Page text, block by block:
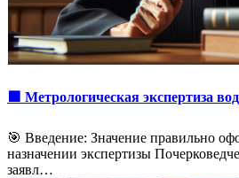
🟩 Метрологическая экспертиза
🎯 Введение: Значение правильно
назначении экспертизы
заявл…